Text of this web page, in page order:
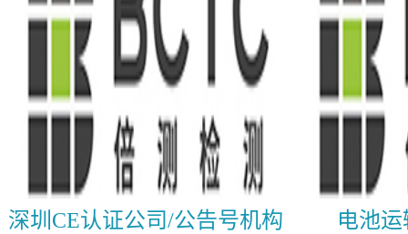
深圳CE认证公司/公告号机构 电池